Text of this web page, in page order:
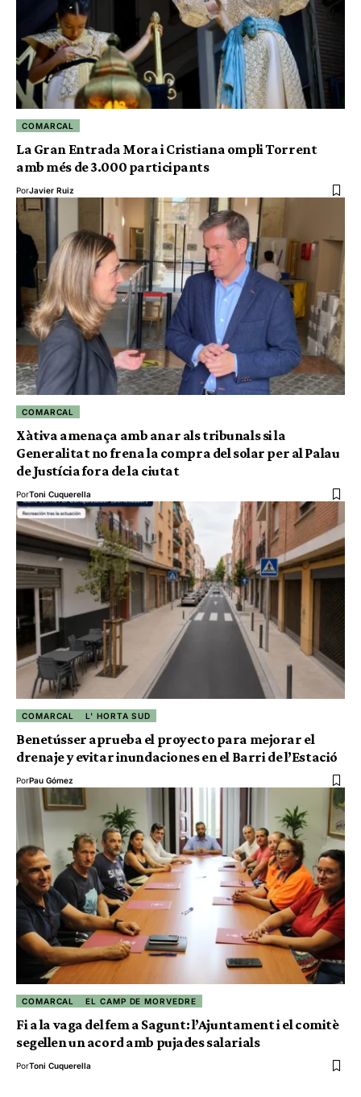
COMARCAL
La Gran Entrada Mora i Cristiana ompli Torrent
amb més de 3.000 participants
PorJavier Ruiz
COMARCAL
Xàtiva amenaça amb anar als tribunals si la
Generalitat no frena la compra del solar per al Palau
de Justícia fora de la ciutat
PorToni Cuquerella
COMARCAL L' HORTA SUD
Benetússer aprueba el proyecto para mejorar el
drenaje y evitar inundaciones en el Barri de l’Estació
PorPau Gómez
COMARCAL EL CAMP DE MORVEDRE
Fi a la vaga del fem a Sagunt: l’Ajuntament i el comitè
segellen un acord amb pujades salarials
PorToni Cuquerella